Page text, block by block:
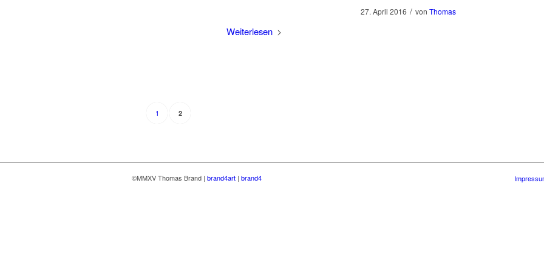
27. April 2016 / von Thomas
Weiterlesen
1 2
©MMXV Thomas Brand | brand4art | brand4